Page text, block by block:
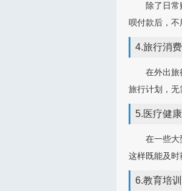
除了日
呗付款后，不
4.旅行消
在外出旅
旅行计划，无
5.医疗健
在一些大
这样既能及时
6.教育培